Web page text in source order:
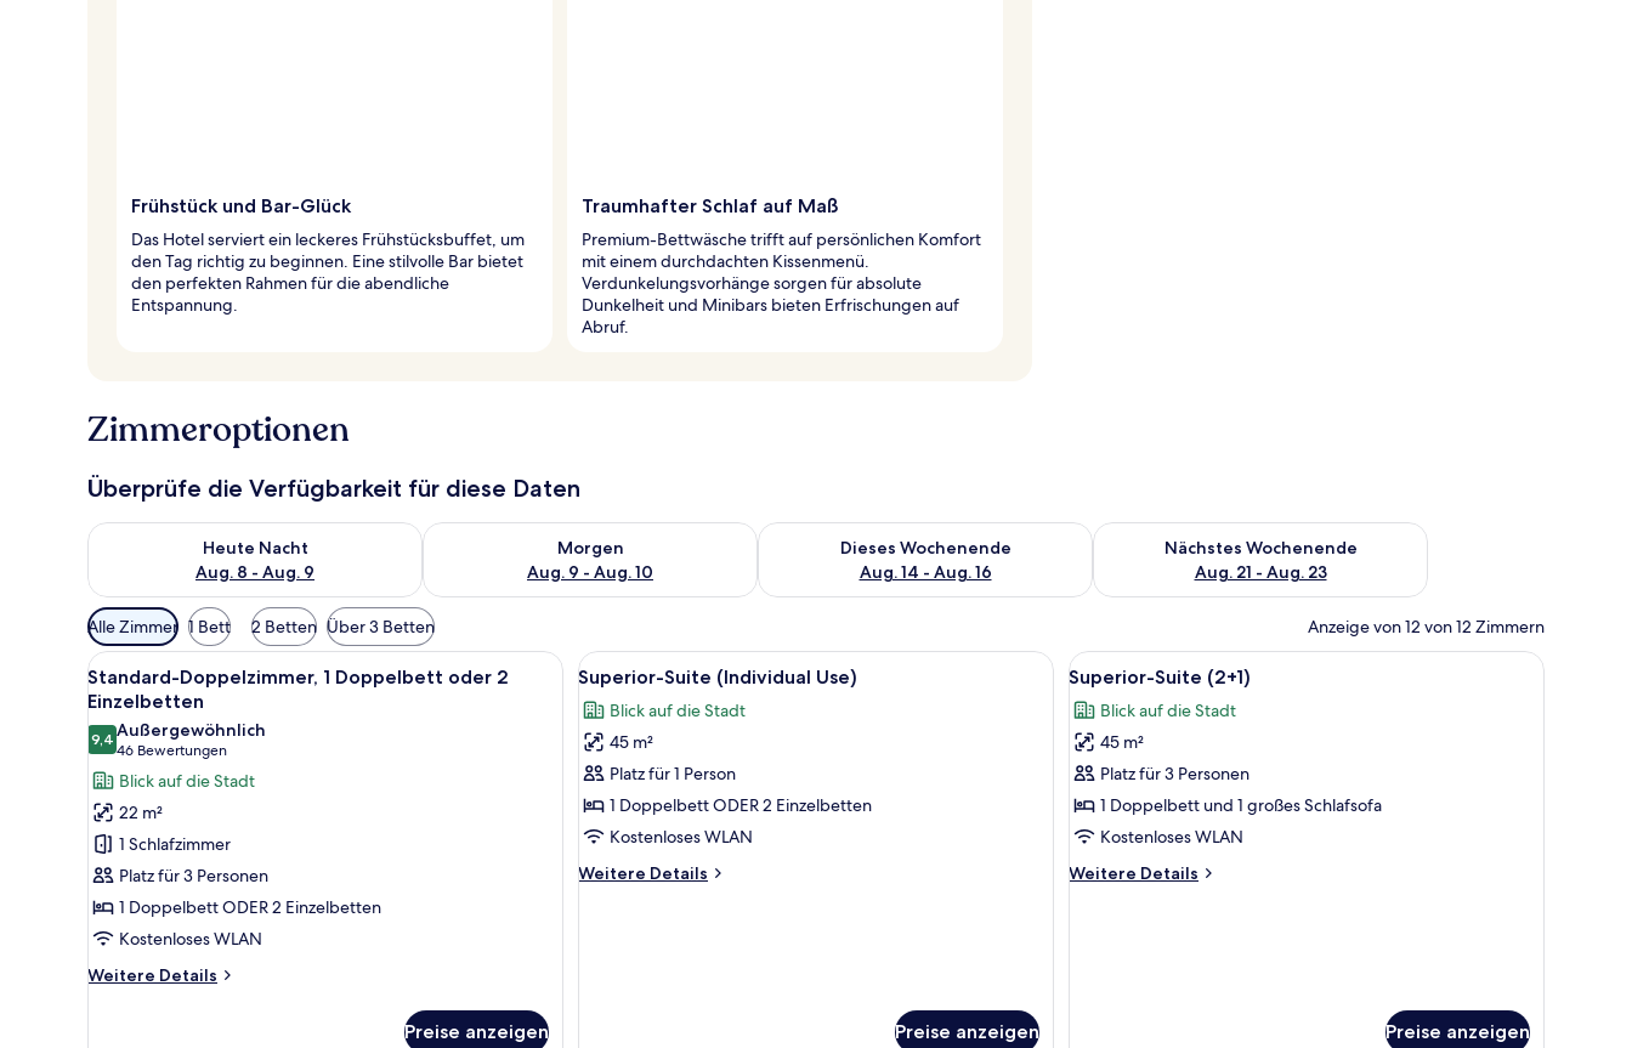
Frühstück und Bar-Glück
Das Hotel serviert ein leckeres Frühstücksbuffet, um
den Tag richtig zu beginnen. Eine stilvolle Bar bietet
den perfekten Rahmen für die abendliche
Entspannung.
Traumhafter Schlaf auf Maß
Premium-Bettwäsche trifft auf persönlichen Komfort
mit einem durchdachten Kissenmenü.
Verdunkelungsvorhänge sorgen für absolute
Dunkelheit und Minibars bieten Erfrischungen auf
Abruf.
Zimmeroptionen
Überprüfe die Verfügbarkeit für diese Daten
Heute Nacht
Aug. 8 - Aug. 9
Überprüfe die Verfügbarkeit für heute Nacht, Aug. 8 - Aug. 9.
Morgen
Aug. 9 - Aug. 10
Überprüfe die Verfügbarkeit für morgen, Aug. 9 - Aug. 10.
Dieses Wochenende
Aug. 14 - Aug. 16
Überprüfe die Verfügbarkeit für dieses Wochenende, Aug. 14 - Aug. 16.
Nächstes Wochenende
Aug. 21 - Aug. 23
Überprüfe die Verfügbarkeit für nächstes Wochenende, Aug.
Verfügbare
Filter
für
Zimmer
Alle Zimmer 1 Bett 2 Betten Über 3 Betten Anzeige von 12 von 12 Zimmern
Alle
Fotos
für
Standard-
Doppelzimmer,
1
Doppelbett
oder
2
Einzelbetten
anzeigen
Ein Hotelzimmer mit zwei Betten, einem Schreibtisch, einem Stuhl, einem Fernseher und einem Fenster mit Vorhängen.
6
Standard-Doppelzimmer, 1 Doppelbett oder 2
Einzelbetten
9,49,4 von 10
Außergewöhnlich
46 Bewertungen
(46
Bewertungen)
Blick auf die Stadt
22 m²
1 Schlafzimmer
Platz für 3 Personen
1 Doppelbett ODER 2 Einzelbetten
Kostenloses WLAN
Weitere Details
Weitere
Preise anzeigen
Alle
Fotos
für
Superior-
Suite
(Individual
Use)
Ein Hotelzimmer mit Bett, Schreibtisch, Stuhl, Tisch, Fernseher und Deckenventilator.
9
Superior-Suite (Individual Use)
Blick auf die Stadt
45 m²
Platz für 1 Person
1 Doppelbett ODER 2 Einzelbetten
Kostenloses WLAN
Weitere Details
Weitere
Preise anzeigen
Alle
Fotos
für
Superior-
Suite
(2+1)
anzeigen
Ein Hotelzimmer mit Holzboden, einem
7
Superior-Suite (2+1)
Blick auf die Stadt
45 m²
Platz für 3 Personen
1 Doppelbett und 1 großes Schlafsofa
Kostenloses WLAN
Weitere Details
Weitere
Preise anzeigen